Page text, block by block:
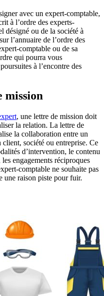
avec un expert-comptable,
à l’ordre des experts-
désigné ou de la société à
l’annuaire de l’ordre des
comptable ou de sa
qui pourra vous
à l’encontre des
mission
, une lettre de mission doit
la relation. La lettre de
la collaboration entre un
client, société ou entreprise. Ce
d’intervention, le contenu
engagements réciproques
comptable ne souhaite pas
une raison piste pour fuir.